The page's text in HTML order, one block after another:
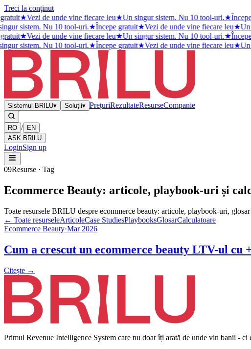
Treci la conținut
★Vezi de unde vine fiecare leu★Un singur sistem. Nu 10 tool-uri.★
sistem. Nu 10 tool-uri.★Începe gratuit★Vezi de unde vine fiecare leu★Un
★Vezi de unde vine fiecare leu★Un singur sistem. Nu 10 tool-uri.★
sistem. Nu 10 tool-uri.★Începe gratuit★Vezi de unde vine fiecare leu★Un
Sistemul BRILU▾ Soluții▾ PrețuriRezultateResurseCompanie
RO /
EN
ASK BRILU
LoginSign up
09Resurse · Tag
Ecommerce Beauty: articole, playbook-uri și
Toate resursele BRILU despre ecommerce beauty: articole, playbook-uri,
← Toate resurseleArticoleCase StudiesPlaybooksGlosarCalculatoare
Ecommerce Beauty·Mar 2026
Cum a crescut un ecommerce beauty LTV-ul cu
Citește →
Primul Revenue Intelligence System care nu doar îți arată de unde vin banii -